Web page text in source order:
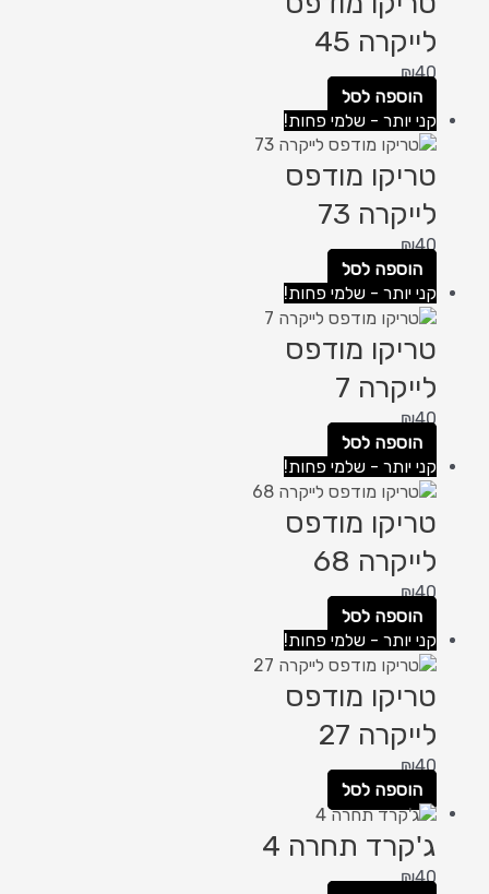
לייקרה 45
₪40
הוספה לסל
קני יותר - שלמי פחות!
טריקו מודפס
לייקרה 73
₪40
הוספה לסל
קני יותר - שלמי פחות!
טריקו מודפס
לייקרה 7
₪40
הוספה לסל
קני יותר - שלמי פחות!
טריקו מודפס
לייקרה 68
₪40
הוספה לסל
קני יותר - שלמי פחות!
טריקו מודפס
לייקרה 27
₪40
הוספה לסל
ג'קרד תחרה 4
₪40